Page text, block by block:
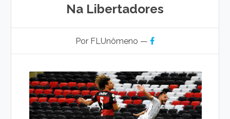
Na Libertadores
Por FLUnômeno —